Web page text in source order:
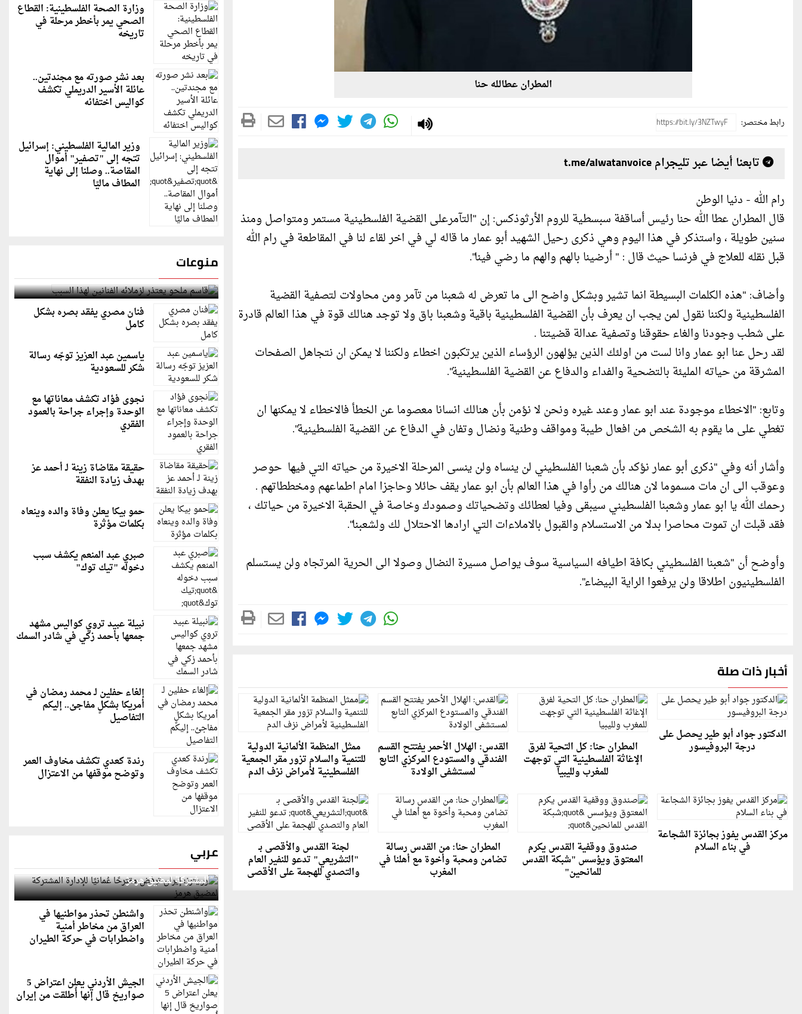
المطران عطالله حنا
رابط مختصر:
تابعنا أيضا عبر تليجرام t.me/alwatanvoice
رام الله - دنيا الوطن
قال المطران عطا الله حنا رئيس أساقفة سبسطية للروم الأرثوذكس: إن "التآمرعلى القضية الفلسطينية مستمر ومتواصل ومنذ
سنين طويلة ، واستذكر في هذا اليوم وهي ذكرى رحيل الشهيد أبو عمار ما قاله لي في اخر لقاء لنا في المقاطعة في رام الله
قبل نقله للعلاج في فرنسا حيث قال : " أرضينا بالهم والهم ما رضي فينا".
وأضاف: "هذه الكلمات البسيطة انما تشير وبشكل واضح الى ما تعرض له شعبنا من تآمر ومن محاولات لتصفية القضية
الفلسطينية ولكننا نقول لمن يجب ان يعرف بأن القضية الفلسطينية باقية وشعبنا باق ولا توجد هنالك قوة في هذا العالم قادرة
على شطب وجودنا والغاء حقوقنا وتصفية عدالة قضيتنا .
لقد رحل عنا ابو عمار وانا لست من اولئك الذين يؤلهون الرؤساء الذين يرتكبون اخطاء ولكننا لا يمكن ان نتجاهل الصفحات
المشرقة من حياته المليئة بالتضحية والفداء والدفاع عن القضية الفلسطينية".
وتابع: "الاخطاء موجودة عند ابو عمار وعند غيره ونحن لا نؤمن بأن هنالك انسانا معصوما عن الخطأ فالاخطاء لا يمكنها ان
تغطي على ما يقوم به الشخص من افعال طيبة ومواقف وطنية ونضال وتفان في الدفاع عن القضية الفلسطينية".
وأشار أنه وفي "ذكرى أبو عمار نؤكد بأن شعبنا الفلسطيني لن ينساه ولن ينسى المرحلة الاخيرة من حياته التي فيها حوصر
وعوقب الى ان مات مسموما لان هنالك من رأوا في هذا العالم بأن ابو عمار يقف حائلا وحاجزا امام اطماعهم ومخططاتهم .
رحمك الله يا ابو عمار وشعبنا الفلسطيني سيبقى وفيا لعطائك وتضحياتك وصمودك وخاصة في الحقبة الاخيرة من حياتك ،
فقد قبلت ان تموت محاصرا بدلا من الاستسلام والقبول بالاملاءات التي ارادها الاحتلال لك ولشعبنا".
وأوضح أن "شعبنا الفلسطيني بكافة اطيافه السياسية سوف يواصل مسيرة النضال وصولا الى الحرية المرتجاه ولن يستسلم
الفلسطينيون اطلاقا ولن يرفعوا الراية البيضاء".
أخبار ذات صلة
الدكتور جواد أبو طير يحصل على
درجة البروفيسور المطران حنا: كل التحية لفرق
الإغاثة الفلسطينية التي توجهت
للمغرب ولليبيا
القدس: الهلال الأحمر يفتتح القسم
الفندقي والمستودع المركزي التابع
لمستشفى الولادة
ممثل المنظمة الألمانية الدولية
للتنمية والسلام تزور مقر الجمعية
الفلسطينية لأمراض نزف الدم
مركز القدس يفوز بجائزة الشجاعة
في بناء السلام صندوق ووقفية القدس يكرم
المعتوق ويؤسس "شبكة القدس
للمانحين"
المطران حنا: من القدس رسالة
تضامن ومحبة وأخوة مع أهلنا في
المغرب
لجنة القدس والأقصى بـ
"التشريعي" تدعو للنفير العام
والتصدي للهجمة على الأقصى
وزارة الصحة الفلسطينية: القطاع
الصحي يمر بأخطر مرحلة في
تاريخه
بعد نشر صورته مع مجندتين..
عائلة الأسير الدريملي تكشف
كواليس اختفائه
وزير المالية الفلسطيني: إسرائيل
تتجه إلى "تصفير" أموال
المقاصة.. وصلنا إلى نهاية
المطاف ماليًا
منوعات
قاسم ملحو يعتذر لزملائه الفنانين لهذا السبب
فنان مصري يفقد بصره بشكل
كامل
ياسمين عبد العزيز توجّه رسالة
شكر للسعودية
نجوى فؤاد تكشف معاناتها مع
الوحدة وإجراء جراحة بالعمود
الفقري
حقيقة مقاضاة زينة لـ أحمد عز
بهدف زيادة النفقة
حمو بيكا يعلن وفاة والده وينعاه
بكلمات مؤثرة
صبري عبد المنعم يكشف سبب
دخوله "تيك توك"
نبيلة عبيد تروي كواليس مشهد
جمعها بأحمد زكي في شادر السمك
إلغاء حفلين لـ محمد رمضان في
أمريكا بشكلٍ مفاجئ.. إليكم
التفاصيل
رندة كعدي تكشف مخاوف العمر
وتوضح موقفها من الاعتزال
عربي
رويترز: إيران ترفض مقترحًا عُمانيًا للإدارة
المشتركة لمضيق هرمز
واشنطن تحذر مواطنيها في
العراق من مخاطر أمنية
واضطرابات في حركة الطيران
الجيش الأردني يعلن اعتراض 5
صواريخ قال إنها أُطلقت من إيران